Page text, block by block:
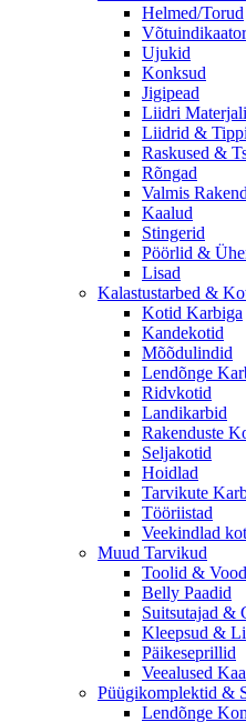
Helmed/Torud
Ujukid
Konksud
Jigipead
Liidri
Liidrid &
Raskused &
Rõngad
Valmis
Kaalud
Stingerid
Pöörlid &
Lisad
Kalastustarbed &
Kotid Karbiga
Kandekotid
Mõõdulindid
Lendõnge
Ridvkotid
Landikarbid
Rakenduste
Seljakotid
Hoidlad
Tarvikute
Tööriistad
Veekindlad
Muud Tarvikud
Toolid &
Belly Paadid
Suitsutajad &
Kleepsud &
Päikeseprillid
Veealused
Püügikomplektid &
Lendõnge